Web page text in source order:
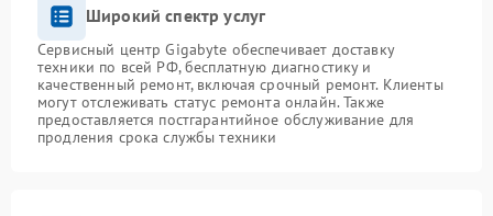
Широкий спектр услуг
Сервисный центр Gigabyte обеспечивает доставку
техники по всей РФ, бесплатную диагностику и
качественный ремонт, включая срочный ремонт. Клиенты
могут отслеживать статус ремонта онлайн. Также
предоставляется постгарантийное обслуживание для
продления срока службы техники